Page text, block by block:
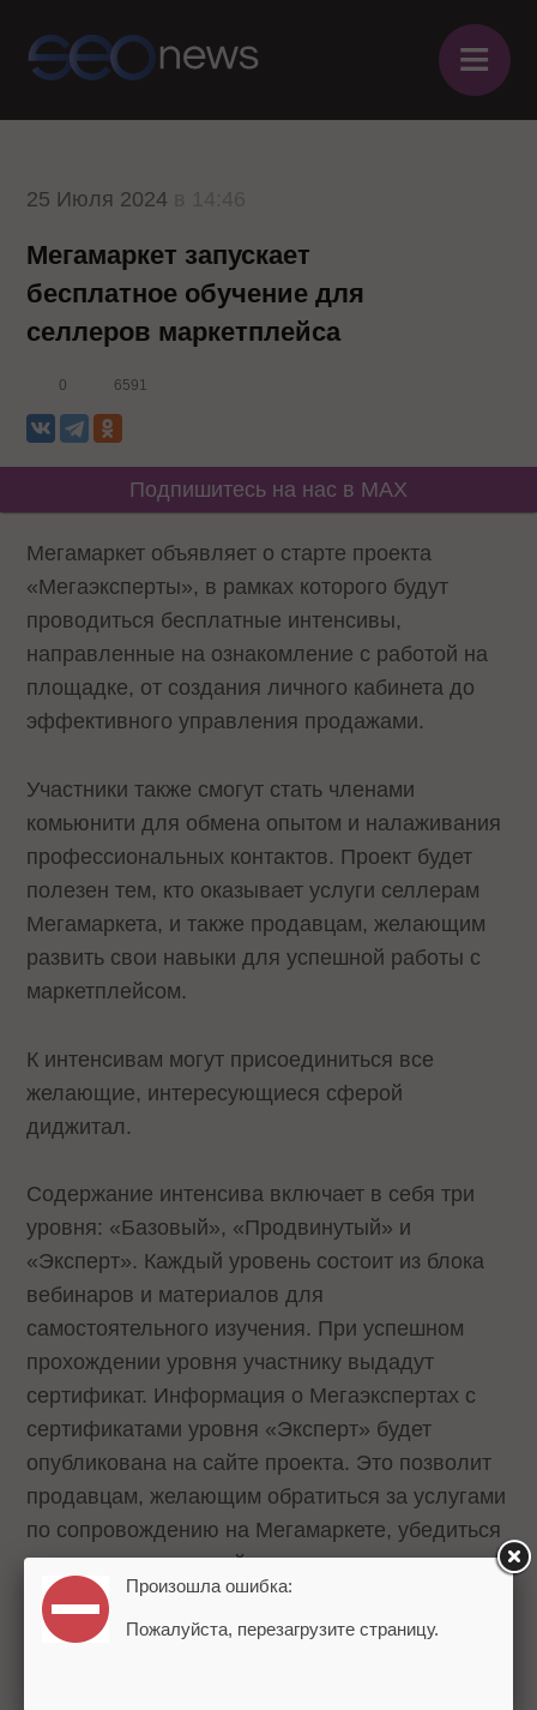
≡
25 Июля 2024
Мегамаркет запускает
бесплатное обучение для
селлеров маркетплейса
0 6591
Подпишитесь на нас в MAX
Мегамаркет объявляет о старте проекта
«Мегаэксперты», в рамках которого будут
проводиться бесплатные интенсивы,
направленные на ознакомление с работой на
площадке, от создания личного кабинета до
эффективного управления продажами.
Участники также смогут стать членами
комьюнити для обмена опытом и налаживания
профессиональных контактов. Проект будет
полезен тем, кто оказывает услуги селлерам
Мегамаркета, и также продавцам, желающим
развить свои навыки для успешной работы с
маркетплейсом.
К интенсивам могут присоединиться все
желающие, интересующиеся сферой
диджитал.
Содержание интенсива включает в себя три
уровня: «Базовый», «Продвинутый» и
«Эксперт». Каждый уровень состоит из блока
вебинаров и материалов для
самостоятельного изучения. При успешном
прохождении уровня участнику выдадут
сертификат. Информация о Мегаэкспертах с
сертификатами уровня «Эксперт» будет
опубликована на сайте проекта. Это позволит
продавцам, желающим обратиться за услугами
по сопровождению на Мегамаркете, убедиться
в том, что конкретный эксперт прошел интенсив
и подтвердил свои знания о маркетплейсе.
Произошла ошибка:
Пожалуйста, перезагрузите страницу.